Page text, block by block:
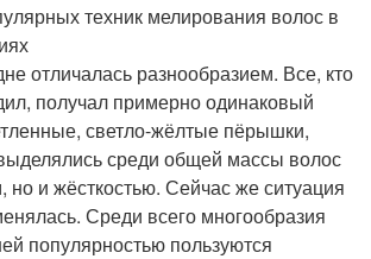
техник мелирования волос в
отличалась разнообразием. Все, кто
получал примерно одинаковый
светло-жёлтые пёрышки,
среди общей массы волос
но и жёсткостью. Сейчас же ситуация
Среди всего многообразия
популярностью пользуются